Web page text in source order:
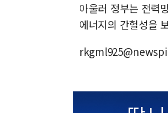
아울러 정부는 전력
에너지의 간헐성을